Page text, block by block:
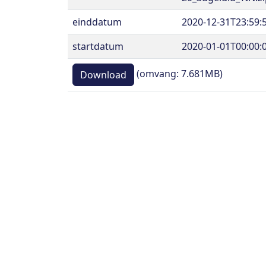
einddatum
2020-12-
startdatum
2020-01-
Download (omvang: 7.681MB)